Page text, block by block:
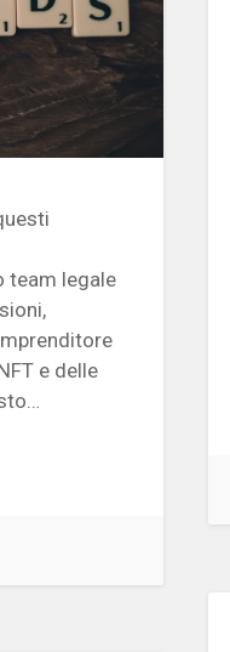
team legale
e delle